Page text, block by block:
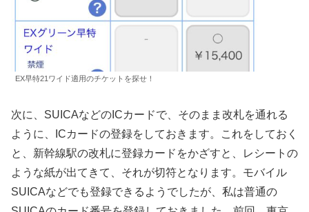
EX早特21ワイド適用のチケットを探せ！
次に、SUICAなどのICカードで、そのまま改札を通れる
ように、ICカードの登録をしておきます。これをしておく
と、新幹線駅の改札に登録カードをかざすと、レシートの
ような紙が出てきて、それが切符となります。モバイル
SUICAなどでも登録できるようでしたが、私は普通の